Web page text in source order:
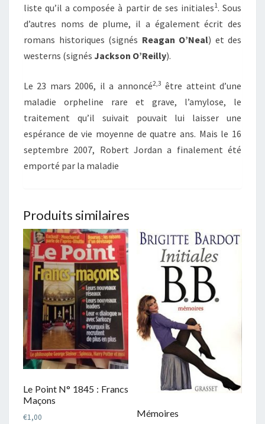
liste qu’il a composée à partir de ses initiales1. Sous
d’autres noms de plume, il a également écrit des
romans historiques (signés Reagan O’Neal) et des
westerns (signés Jackson O’Reilly).
Le 23 mars 2006, il a annoncé2,3 être atteint d’une
maladie orpheline rare et grave, l’amylose, le
traitement qu’il suivait pouvait lui laisser une
espérance de vie moyenne de quatre ans. Mais le 16
septembre 2007, Robert Jordan a finalement été
emporté par la maladie
Produits similaires
Le Point N° 1845 : Francs
Maçons
€1,00 Mémoires